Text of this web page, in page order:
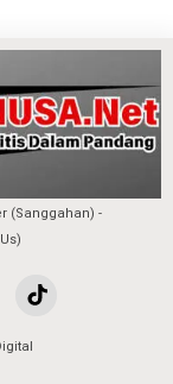
(Sanggahan)